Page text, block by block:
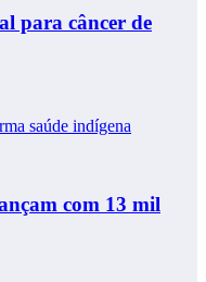
para câncer de
com 13 mil